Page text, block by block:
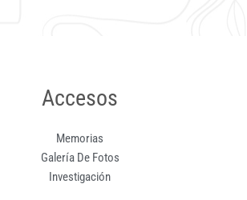
Accesos
Memorias
Galería De Fotos
Investigación